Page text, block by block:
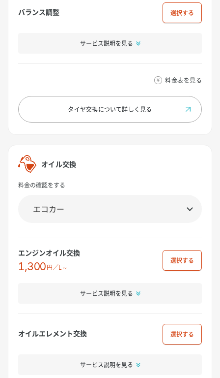
バランス調整 選択
サービス説明を見る
料金表を見る
タイヤ交換について詳しく見る
オイル交換
料金の確認をする
エンジンオイル交換
1,300円／L～
選択
サービス説明を見る
オイルエレメント交換 選択
サービス説明を見る